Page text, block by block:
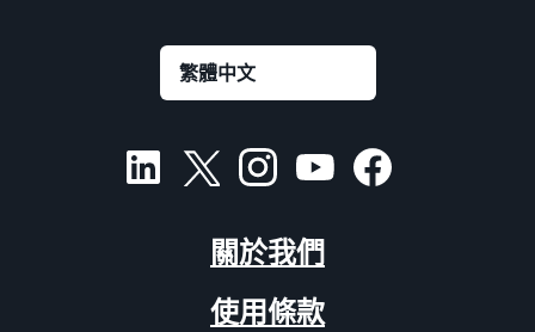
關於我們
使用條款